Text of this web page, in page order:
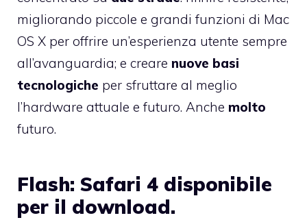
migliorando piccole e grandi funzioni di Mac
OS X per offrire un’esperienza utente sempre
all’avanguardia; e creare nuove basi
tecnologiche per sfruttare al meglio
l’hardware attuale e futuro. Anche molto
futuro.
Flash: Safari 4 disponibile
per il download.